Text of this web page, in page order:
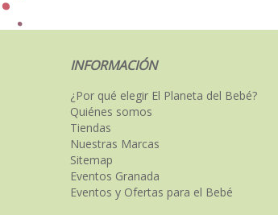
INFORMACIÓN
¿Por qué elegir El Planeta del Bebé?
Quiénes somos
Tiendas
Nuestras Marcas
Sitemap
Eventos Granada
Eventos y Ofertas para el Bebé